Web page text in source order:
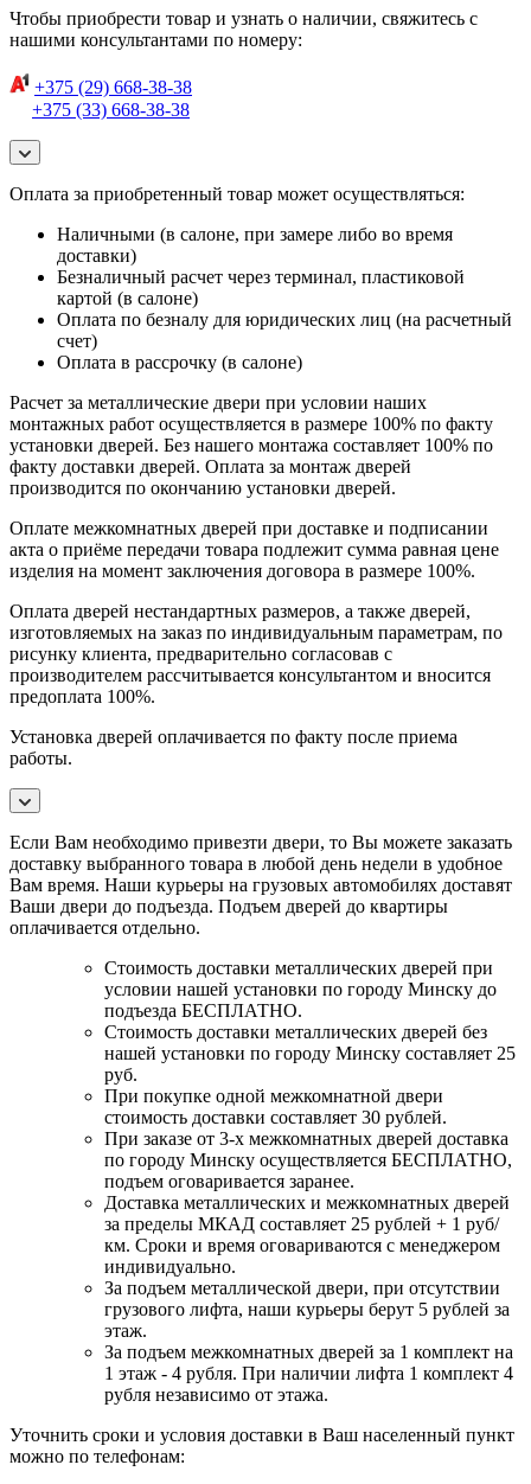
Чтобы приобрести товар и узнать о наличии, свяжитесь с
нашими консультантами по номеру:
+375 (29) 668-38-38
+375 (33) 668-38-38
Оплата за приобретенный товар может осуществляться:
Наличными (в салоне, при замере либо во время
доставки)
Безналичный расчет через терминал, пластиковой
картой (в салоне)
Оплата по безналу для юридических лиц (на расчетный
счет)
Оплата в рассрочку (в салоне)
Расчет за металлические двери при условии наших
монтажных работ осуществляется в размере 100% по факту
установки дверей. Без нашего монтажа составляет 100% по
факту доставки дверей. Оплата за монтаж дверей
производится по окончанию установки дверей.
Оплате межкомнатных дверей при доставке и подписании
акта о приёме передачи товара подлежит сумма равная цене
изделия на момент заключения договора в размере 100%.
Оплата дверей нестандартных размеров, а также дверей,
изготовляемых на заказ по индивидуальным параметрам, по
рисунку клиента, предварительно согласовав с
производителем рассчитывается консультантом и вносится
предоплата 100%.
Установка дверей оплачивается по факту после приема
работы.
Если Вам необходимо привезти двери, то Вы можете заказать
доставку выбранного товара в любой день недели в удобное
Вам время. Наши курьеры на грузовых автомобилях доставят
Ваши двери до подъезда. Подъем дверей до квартиры
оплачивается отдельно.
Стоимость доставки металлических дверей при
условии нашей установки по городу Минску до
подъезда БЕСПЛАТНО.
Стоимость доставки металлических дверей без
нашей установки по городу Минску составляет 25
руб.
При покупке одной межкомнатной двери
стоимость доставки составляет 30 рублей.
При заказе от 3-х межкомнатных дверей доставка
по городу Минску осуществляется БЕСПЛАТНО,
подъем оговаривается заранее.
Доставка металлических и межкомнатных дверей
за пределы МКАД составляет 25 рублей + 1 руб/
км. Сроки и время оговариваются с менеджером
индивидуально.
За подъем металлической двери, при отсутствии
грузового лифта, наши курьеры берут 5 рублей за
этаж.
За подъем межкомнатных дверей за 1 комплект на
1 этаж - 4 рубля. При наличии лифта 1 комплект 4
рубля независимо от этажа.
Уточнить сроки и условия доставки в Ваш населенный пункт
можно по телефонам: